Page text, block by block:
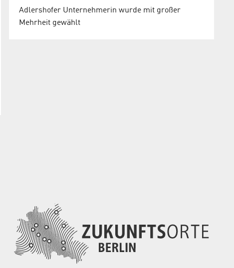
Adlershofer Unternehmerin wurde mit großer
Mehrheit gewählt